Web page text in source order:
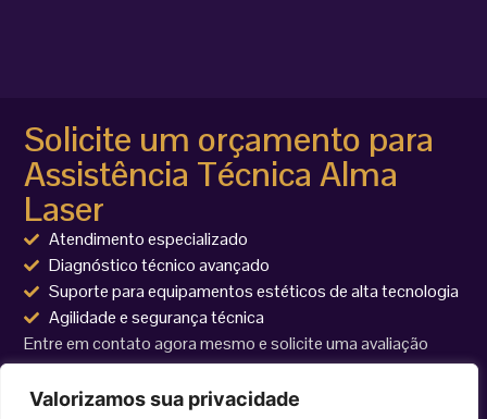
Valorizamos sua privacidade
Solicite um orçamento para
Assistência Técnica Alma
Laser
Atendimento especializado
Diagnóstico técnico avançado
Suporte para equipamentos estéticos de alta tecnologia
Agilidade e segurança técnica
Entre em contato agora mesmo e solicite uma avaliação
técnica para seu equipamento Alma Laser.